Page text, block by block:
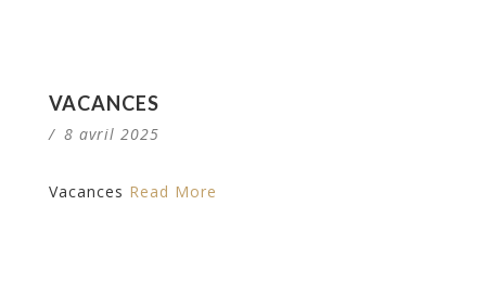
VACANCES
/ 8 avril 2025
Vacances Read More